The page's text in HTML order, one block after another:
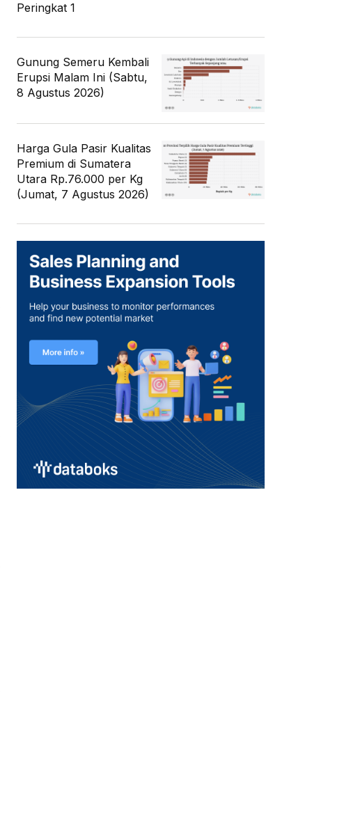
Peringkat 1
Gunung Semeru Kembali
Erupsi Malam Ini (Sabtu,
8 Agustus 2026)
Harga Gula Pasir Kualitas
Premium di Sumatera
Utara Rp.76.000 per Kg
(Jumat, 7 Agustus 2026)